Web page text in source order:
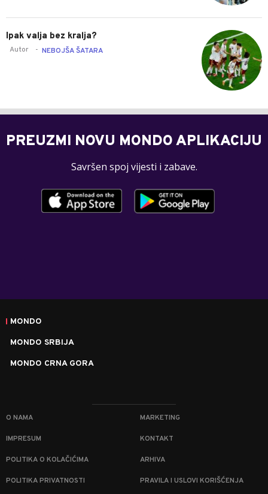
Autor - NEBOJŠA ŠATARA
Ipak valja bez kralja?
PREUZMI NOVU MONDO APLIKACIJU
Savršen spoj vijesti i zabave.
MONDO
MONDO SRBIJA
MONDO CRNA GORA
O NAMA MARKETING
IMPRESUM KONTAKT
POLITIKA O KOLAČIĆIMA ARHIVA
POLITIKA PRIVATNOSTI PRAVILA I USLOVI KORIŠĆENJA